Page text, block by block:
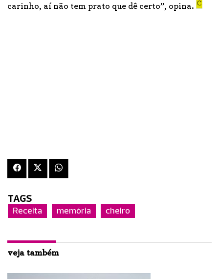
carinho, aí não tem prato que dê certo”, opina.
TAGS
Receita memória cheiro
veja também